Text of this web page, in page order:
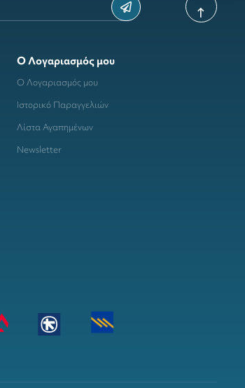
Ο Λογαριασμός μου
Ο Λογαριασμός μου
Ιστορικό Παραγγελιών
Λίστα Αγαπημένων
Newsletter